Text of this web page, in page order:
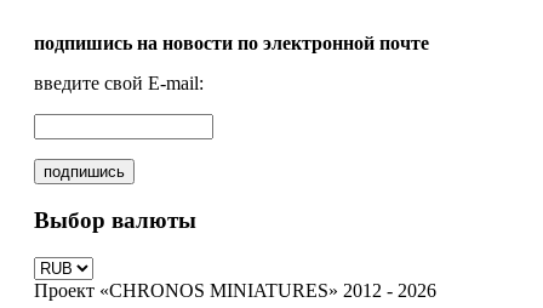
подпишись на новости по электронной почте
введите свой E-mail:
Выбор валюты
Проект «CHRONOS MINIATURES» 2012 - 2026